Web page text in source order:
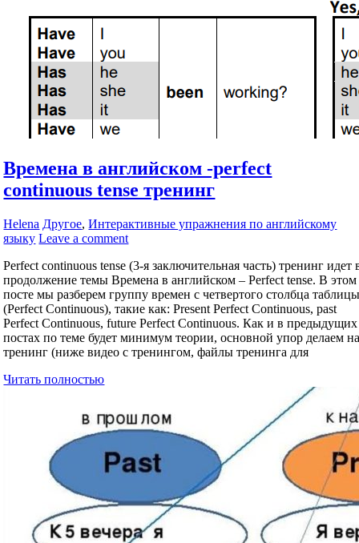
Времена в английском -perfect
continuous tense тренинг
Helena Другое,Интерактивные упражнения по английскому
языку Leave a comment
Perfect continuous tense (3-я заключительная часть) тренинг идет
продолжение темы Времена в английском – Perfect tense. В этом
посте мы разберем группу времен с четвертого столбца
(Perfect Continuous), такие как: Present Perfect Continuous, past
Perfect Continuous, future Perfect Continuous. Как и в предыдущих
постах по теме будет минимум теории, основной упор делаем
тренинг (ниже видео с тренингом, файлы тренинга для
Читать полностью